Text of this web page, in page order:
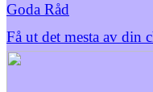
Goda Råd
Få ut det mesta av din